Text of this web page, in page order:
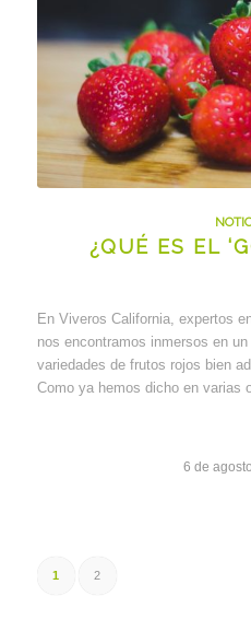
¿QUÉ ES EL
En Viveros California, expertos
nos encontramos inmersos en
variedades de frutos rojos bien
Como ya hemos dicho en varias
6 de
1 2